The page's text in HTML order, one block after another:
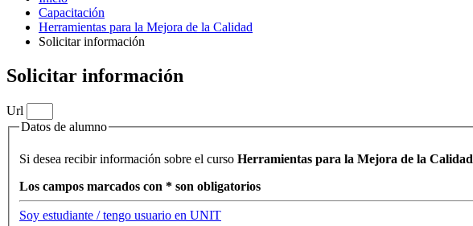
Capacitación
Herramientas para la Mejora de la Calidad
Solicitar información
Solicitar información
Url
Datos de alumno
Si desea recibir información sobre el curso Herramientas para la Mejora de la Calidad
Los campos marcados con * son obligatorios
Soy estudiante / tengo usuario en UNIT